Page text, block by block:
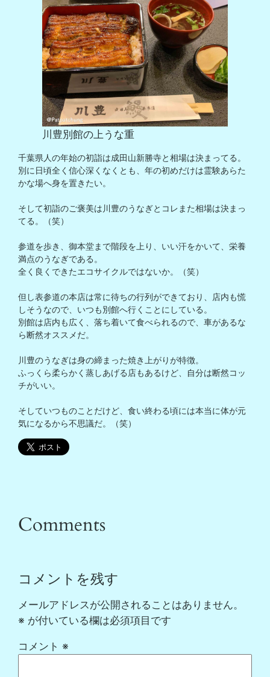
川豊別館の上うな重
千葉県人の年始の初詣は成田山新勝寺と相場は決まってる。
別に日頃全く信心深くなくとも、年の初めだけは霊験あらた
かな場へ身を置きたい。
そして初詣のご褒美は川豊のうなぎとコレまた相場は決まっ
てる。（笑）
参道を歩き、御本堂まで階段を上り、いい汗をかいて、栄養
満点のうなぎである。
全く良くできたエコサイクルではないか。（笑）
但し表参道の本店は常に待ちの行列ができており、店内も慌
しそうなので、いつも別館へ行くことにしている。
別館は店内も広く、落ち着いて食べられるので、車があるな
ら断然オススメだ。
川豊のうなぎは身の締まった焼き上がりが特徴。
ふっくら柔らかく蒸しあげる店もあるけど、自分は断然コッ
チがいい。
そしていつものことだけど、食い終わる頃には本当に体が元
気になるから不思議だ。（笑）
Comments
コメントを残す
メールアドレスが公開されることはありません。
※ が付いている欄は必須項目です
コメント ※